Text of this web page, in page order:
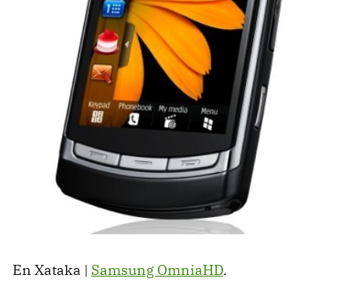
En Xataka | Samsung OmniaHD.